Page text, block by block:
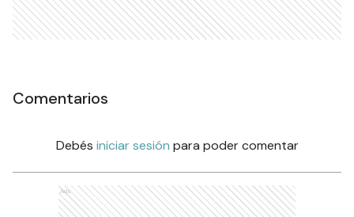
Comentarios
Debés iniciar sesión para poder comentar
Ads